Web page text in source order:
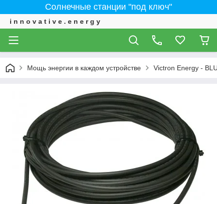
Солнечные станции "под ключ"
i n n o v a t i v e . e n e r g y
Мощь энергии в каждом устройстве Victron Energy -